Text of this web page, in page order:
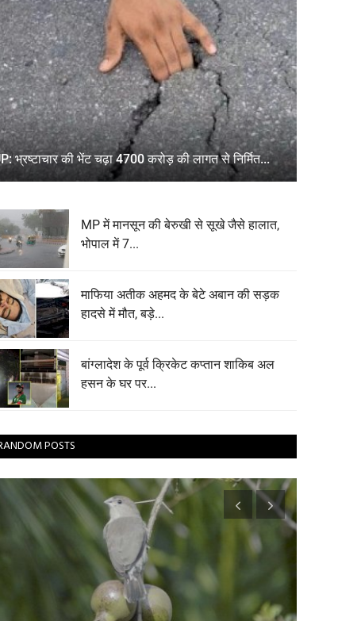
भ्रष्टाचार की भेंट चढ़ा 4700 करोड़ की लागत से निर्मित...
MP में मानसून की बेरुखी से सूखे जैसे हालात,
भोपाल में 7...
माफिया अतीक अहमद के बेटे अबान की सड़क
हादसे में मौत, बड़े...
बांग्लादेश के पूर्व क्रिकेट कप्तान शाकिब अल
हसन के घर पर...
POSTS